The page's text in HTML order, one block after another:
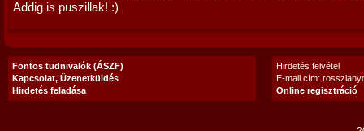
Addig is puszillak! :)
Fontos tudnivalók (ÁSZF)
Kapcsolat, Üzenetküldés
Hirdetés feladása
Hirdetés felvétel
E-mail cím:
Online regisztráció